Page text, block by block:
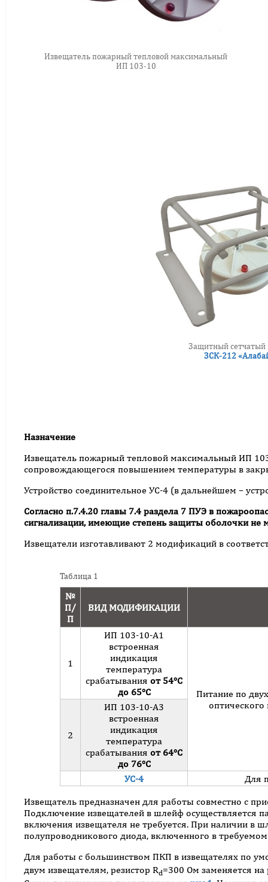
Извещатель пожарный тепловой максимальный
ИП 103-10
Защитный сетчатый
ЗСК-212
Назначение
Извещатель пожарный тепловой максимальный ИП
сопровождающегося повышением температуры в
Устройство соединительное УС-4 (в дальнейшем –
Согласно п.7.4.20 главы 7.4 раздела 7 ПУЭ в
сигнализации, имеющие степень защиты оболочки не
Извещатели изготавливают 2 модификаций в
Таблица 1
№
П/
П
ВИД МОДИФИКАЦИИ
1
ИП 103-10-А1
встроенная
индикация
температура
срабатывания от 54°С
до 65°С
Питание по
2
ИП 103-10-А3
встроенная
индикация
температура
срабатывания от 64°С
до 76°С
УС-4
Для
Извещатель предназначен для работы совместно с
Подключение извещателей в шлейф осуществляется
включения извещателя не требуется. При наличии в
полупроводникового диода, включенного в
Для работы с большинством ПКП в извещателях по
двум извещателям, резистор Rd=300 Ом заменяется